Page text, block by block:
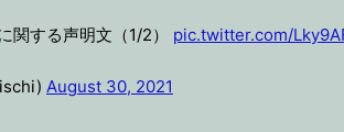
関する声明文（1/2） pic.twitter.com/
August 30, 2021